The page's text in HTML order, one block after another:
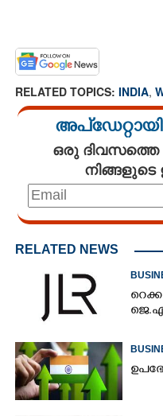
RELATED TOPICS: INDIA,
ഒരു
RELATED NEWS